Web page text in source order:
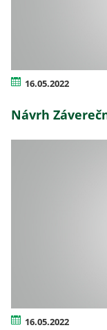
16.05.2022
Návrh
16.05.2022